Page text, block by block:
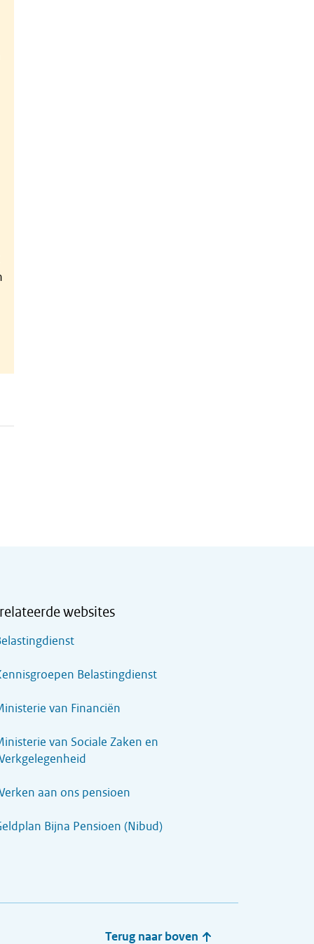
websites
Belastingdienst
van Financiën
van Sociale Zaken en
aan ons pensioen
Bijna Pensioen (Nibud)
Terug naar boven